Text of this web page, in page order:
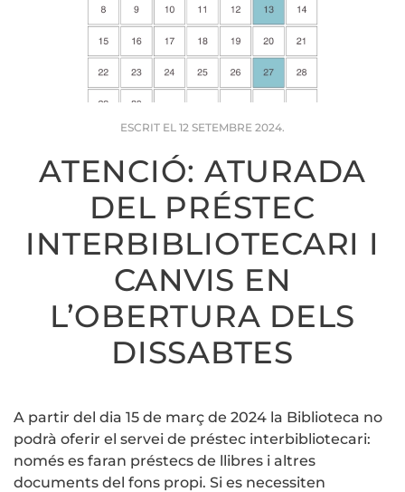
ESCRIT EL 12 SETEMBRE 2024.
ATENCIÓ: ATURADA
DEL PRÉSTEC
INTERBIBLIOTECARI I
CANVIS EN
L’OBERTURA DELS
DISSABTES
A partir del dia 15 de març de 2024 la Biblioteca no
podrà oferir el servei de préstec interbibliotecari:
només es faran préstecs de llibres i altres
documents del fons propi. Si es necessiten